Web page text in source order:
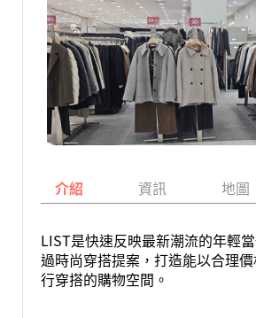
介紹 資訊 地圖
LIST是快速反映最新潮流的年輕
過時尚穿搭提案，打造能以合理
行穿搭的購物空間。